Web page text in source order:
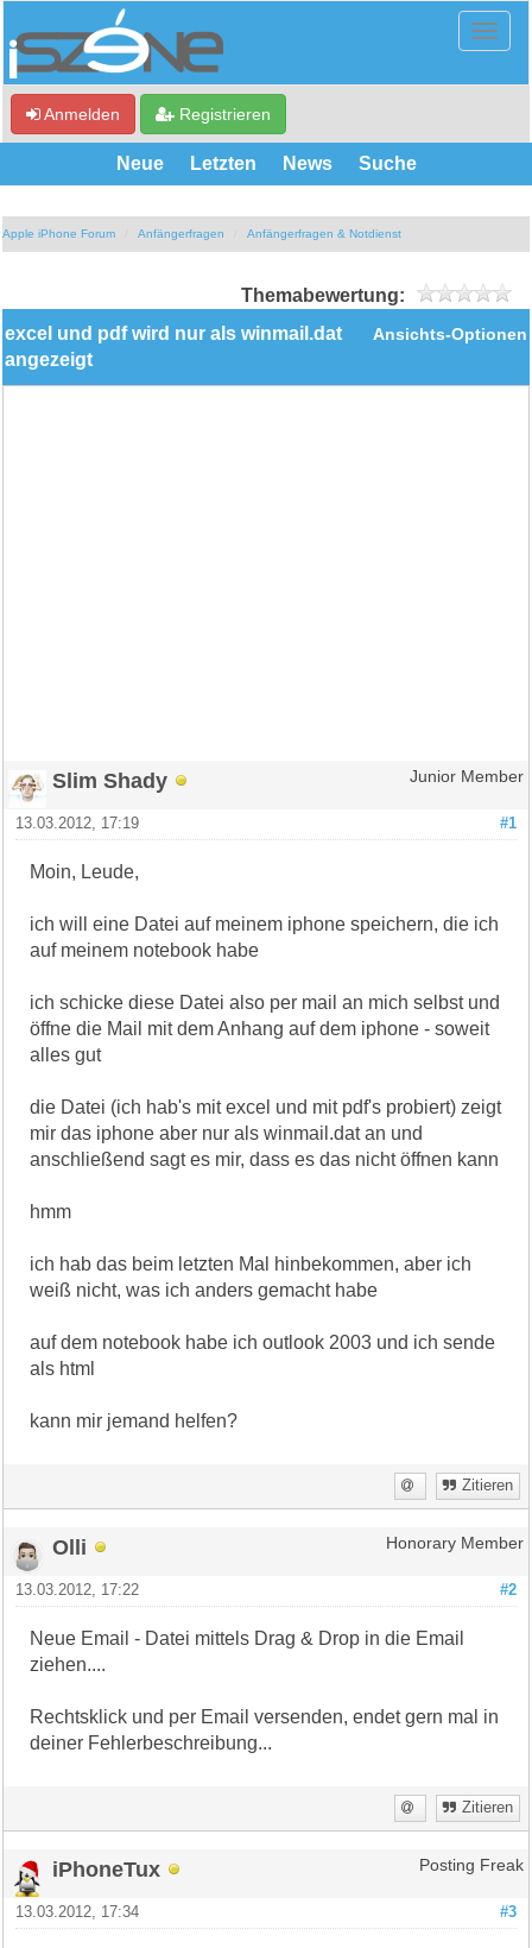
Anmelden Registrieren
Neue Letzten News Suche
Apple iPhone Forum Anfängerfragen Anfängerfragen & Notdienst
Themabewertung:
Ansichts-Optionen
excel und pdf wird nur als winmail.dat
angezeigt
Slim Shady Junior Member
#1
13.03.2012, 17:19
Moin, Leude,
ich will eine Datei auf meinem iphone speichern, die ich
auf meinem notebook habe
ich schicke diese Datei also per mail an mich selbst und
öffne die Mail mit dem Anhang auf dem iphone - soweit
alles gut
die Datei (ich hab's mit excel und mit pdf's probiert) zeigt
mir das iphone aber nur als winmail.dat an und
anschließend sagt es mir, dass es das nicht öffnen kann
hmm
ich hab das beim letzten Mal hinbekommen, aber ich
weiß nicht, was ich anders gemacht habe
auf dem notebook habe ich outlook 2003 und ich sende
als html
kann mir jemand helfen?
Zitieren
Olli Honorary Member
#2
13.03.2012, 17:22
Neue Email - Datei mittels Drag & Drop in die Email
ziehen....
Rechtsklick und per Email versenden, endet gern mal in
deiner Fehlerbeschreibung...
Zitieren
iPhoneTux Posting Freak
#3
13.03.2012, 17:34